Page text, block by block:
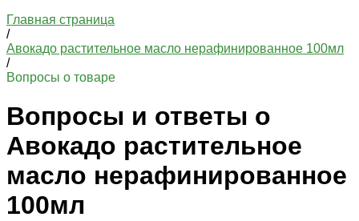
Главная страница
/
Авокадо растительное масло нерафинированное 100мл
/
Вопросы о товаре
Вопросы и ответы о
Авокадо растительное
масло нерафинированное
100мл